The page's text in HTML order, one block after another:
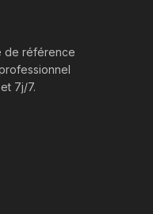
de référence
7j/7.